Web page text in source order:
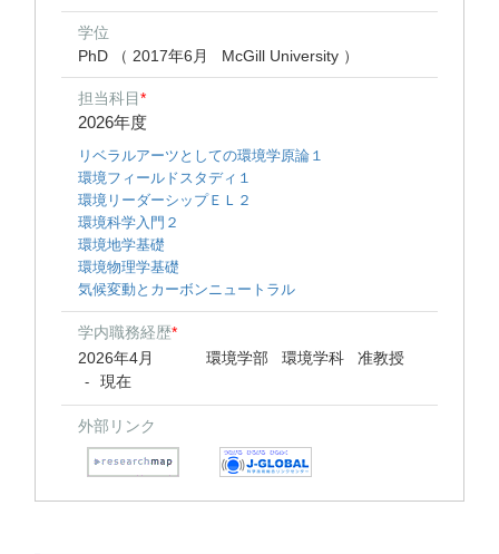
学位
PhD （ 2017年6月 McGill University ）
担当科目*
2026年度
リベラルアーツとしての環境学原論１
環境フィールドスタディ１
環境リーダーシップＥＬ２
環境科学入門２
環境地学基礎
環境物理学基礎
気候変動とカーボンニュートラル
学内職務経歴*
2026年4月
- 現在
環境学部 環境学科 准教授
外部リンク